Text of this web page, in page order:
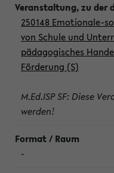
250148 Emotionale-
von Schule und
pädagogisches
Förderung (S)
M.Ed.ISP SF: Diese
werden!
-